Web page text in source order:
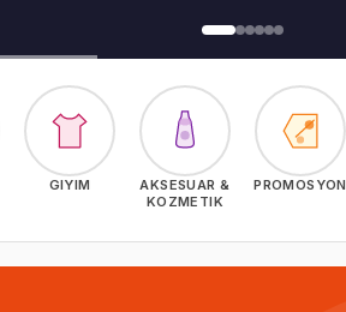
GIYIM
AKSESUAR &
KOZMETIK
PROMOSYON